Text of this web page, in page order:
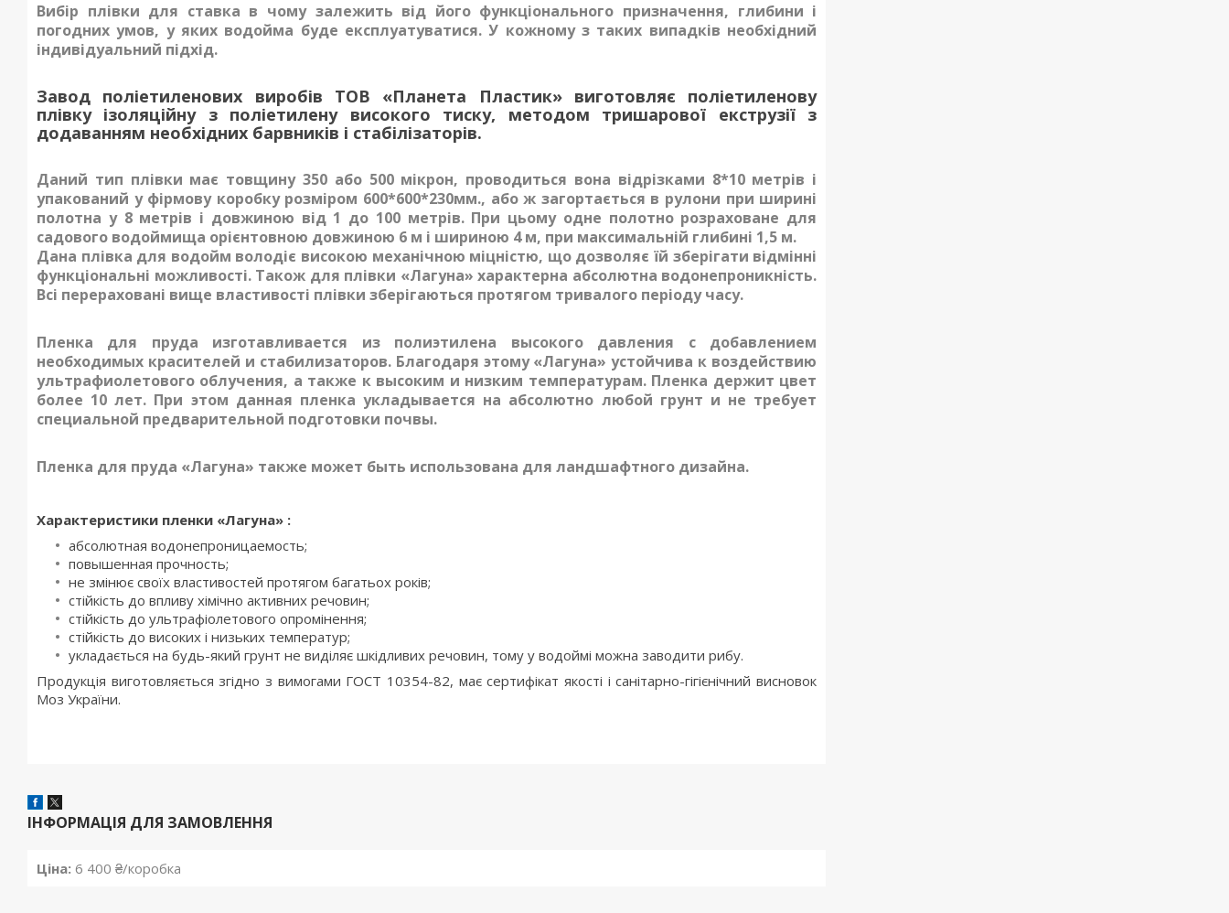
Вибір плівки для ставка в чому залежить від його функціонального призначення, глибини і
погодних умов, у яких водойма буде експлуатуватися. У кожному з таких випадків необхідний
індивідуальний підхід.
Завод поліетиленових виробів ТОВ «Планета Пластик» виготовляє поліетиленову
плівку ізоляційну з поліетилену високого тиску, методом тришарової екструзії з
додаванням необхідних барвників і стабілізаторів.
Даний тип плівки має товщину 350 або 500 мікрон, проводиться вона відрізками 8*10 метрів і
упакований у фірмову коробку розміром 600*600*230мм., або ж загортається в рулони при ширині
полотна у 8 метрів і довжиною від 1 до 100 метрів. При цьому одне полотно розраховане для
садового водоймища орієнтовною довжиною 6 м і шириною 4 м, при максимальній глибині 1,5 м.
Дана плівка для водойм володіє високою механічною міцністю, що дозволяє їй зберігати відмінні
функціональні можливості. Також для плівки «Лагуна» характерна абсолютна водонепроникність.
Всі перераховані вище властивості плівки зберігаються протягом тривалого періоду часу.
Пленка для пруда изготавливается из полиэтилена высокого давления с добавлением
необходимых красителей и стабилизаторов. Благодаря этому «Лагуна» устойчива к воздействию
ультрафиолетового облучения, а также к высоким и низким температурам. Пленка держит цвет
более 10 лет. При этом данная пленка укладывается на абсолютно любой грунт и не требует
специальной предварительной подготовки почвы.
Пленка для пруда «Лагуна» также может быть использована для ландшафтного дизайна.
Характеристики пленки «Лагуна» :
абсолютная водонепроницаемость;
повышенная прочность;
не змінює своїх властивостей протягом багатьох років;
стійкість до впливу хімічно активних речовин;
стійкість до ультрафіолетового опромінення;
стійкість до високих і низьких температур;
укладається на будь-який грунт не виділяє шкідливих речовин, тому у водоймі можна заводити рибу.
Продукція виготовляється згідно з вимогами ГОСТ 10354-82, має сертифікат якості і санітарно-гігієнічний висновок
Моз України.
ІНФОРМАЦІЯ ДЛЯ ЗАМОВЛЕННЯ
Ціна: 6 400 ₴/коробка